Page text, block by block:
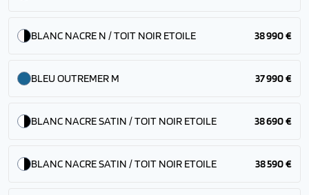
BLANC NACRE N / TOIT NOIR ETOILE 38 990 €
BLEU OUTREMER M 37 990 €
BLANC NACRE SATIN / TOIT NOIR ETOILE 38 690 €
BLANC NACRE SATIN / TOIT NOIR ETOILE 38 590 €